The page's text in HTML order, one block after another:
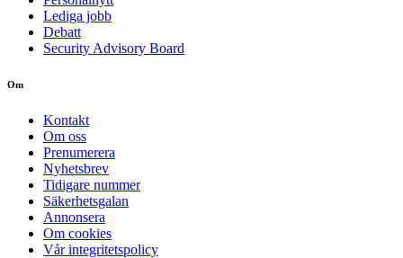
Lediga jobb
Debatt
Security Advisory Board
Om
Kontakt
Om oss
Prenumerera
Nyhetsbrev
Tidigare nummer
Säkerhetsgalan
Annonsera
Om cookies
Vår integritetspolicy